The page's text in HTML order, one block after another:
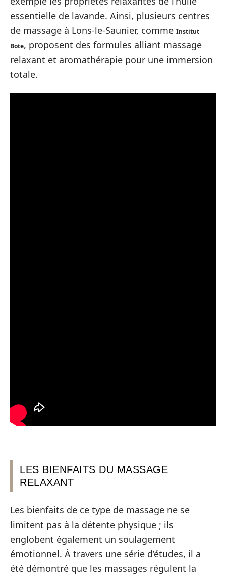
essentielle de lavande. Ainsi, plusieurs centres
de massage à Lons-le-Saunier, comme Institut
Bote, proposent des formules alliant massage
relaxant et aromathérapie pour une immersion
totale.
LES BIENFAITS DU MASSAGE
RELAXANT
Les bienfaits de ce type de massage ne se
limitent pas à la détente physique ; ils
englobent également un soulagement
émotionnel. À travers une série d’études, il a
été démontré que les massages régulent la